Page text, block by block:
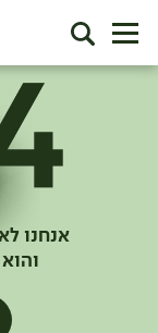
אנחנו